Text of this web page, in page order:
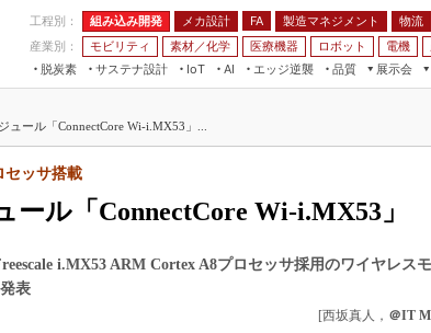
工程別： 組み込み開発 メカ設計 FA 製造マネジメント 物流
産業別：
モビリティ 素材／化学 医療機器 ロボット 電機
脱炭素
サステナ設計
IoT
工場
るサービス
AI
AI×設備保全
Physical AI
エッジ逆襲 品質
展示会
JIMTOF
IIFES
FPGA 素材／化学
ュール「ConnectCore Wi-i.MX53」...
ル「ConnectCore Wi-i.MX53」
セッサ搭載
i.MX53 ARM Cortex A8プロセッサ採用のワイヤレス
表
[西坂真人， ＠IT